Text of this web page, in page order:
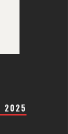
2025